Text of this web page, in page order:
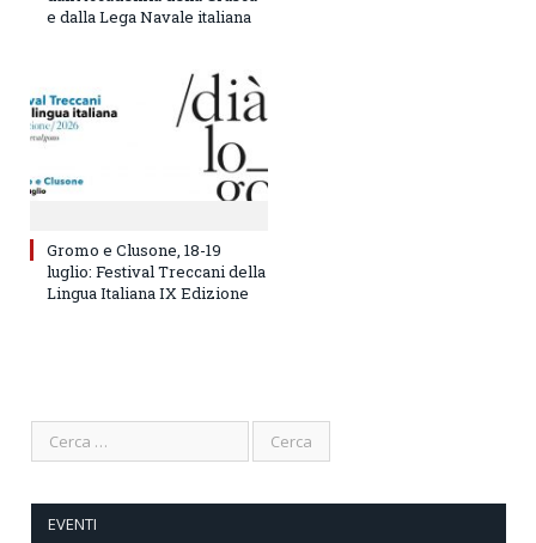
e dalla Lega Navale italiana
Gromo e Clusone, 18-19
luglio: Festival Treccani della
Lingua Italiana IX Edizione
EVENTI